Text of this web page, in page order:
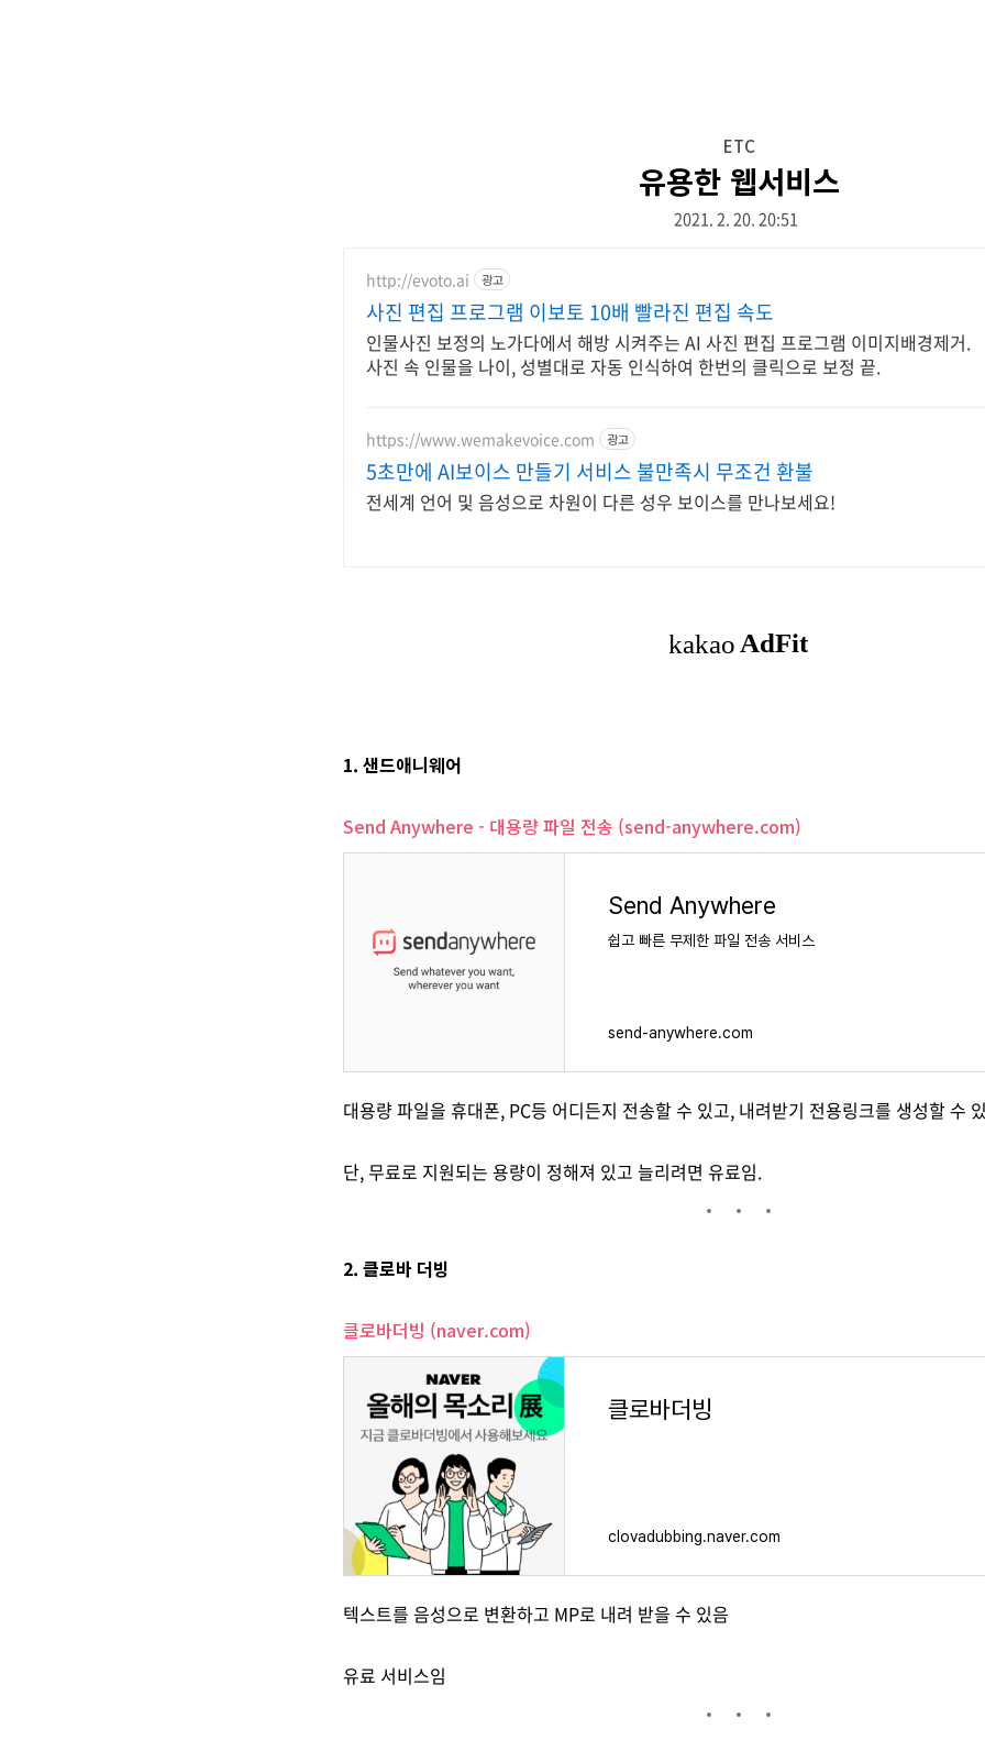
ETC
유용한 웹서비스
2021. 2. 20. 20:51
http://evoto.ai 광고
사진 편집 프로그램 이보토 10배 빨라진 편집 속도
인물사진 보정의 노가다에서 해방 시켜주는 AI 사진 편집 프로그램 이미지배경제거.
사진 속 인물을 나이, 성별대로 자동 인식하여 한번의 클릭으로 보정 끝.
https://www.wemakevoice.com 광고
5초만에 AI보이스 만들기 서비스 불만족시 무조건 환불
전세계 언어 및 음성으로 차원이 다른 성우 보이스를 만나보세요!
1. 샌드애니웨어
Send Anywhere - 대용량 파일 전송 (send-anywhere.com)
Send Anywhere
쉽고 빠른 무제한 파일 전송 서비스
send-anywhere.com
대용량 파일을 휴대폰, PC등 어디든지 전송할 수 있고, 내려받기 전용링크를 생성할 수
단, 무료로 지원되는 용량이 정해져 있고 늘리려면 유료임.
2. 클로바 더빙
클로바더빙 (naver.com)
클로바더빙
clovadubbing.naver.com
텍스트를 음성으로 변환하고 MP로 내려 받을 수 있음
유료 서비스임